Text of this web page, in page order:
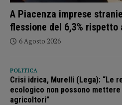
A Piacenza imprese
flessione del 6,3% rispetto
6 Agosto 2026
POLITICA
Crisi idrica, Murelli (Lega): “Le
ecologico non possono
agricoltori”